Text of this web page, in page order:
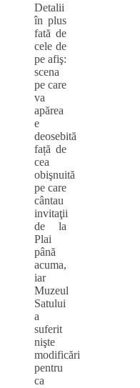
Detalii
în plus
fată de
cele de
pe afiş:
scena
pe care
va
apărea
e
deosebită
față de
cea
obişnuită
pe care
cântau
invitaţii
de la
Plai
până
acuma,
iar
Muzeul
Satului
a
suferit
nişte
modificări
pentru
ca